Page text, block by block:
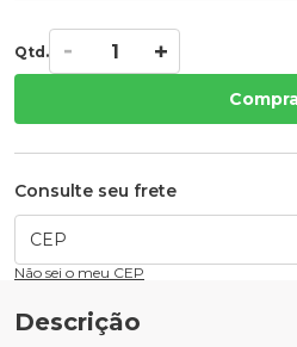
Qtd.
Consulte seu frete
Não sei o meu CEP
Descrição